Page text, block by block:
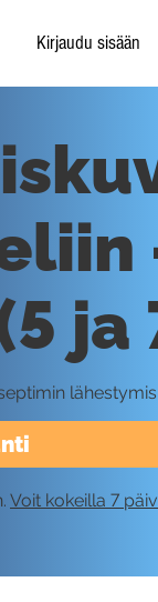
Kirjaudu sisään
ja
Voit kokeilla 7